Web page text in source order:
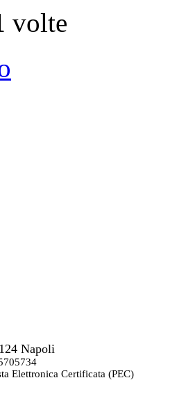
volte
Napoli
Elettronica Certificata (PEC)